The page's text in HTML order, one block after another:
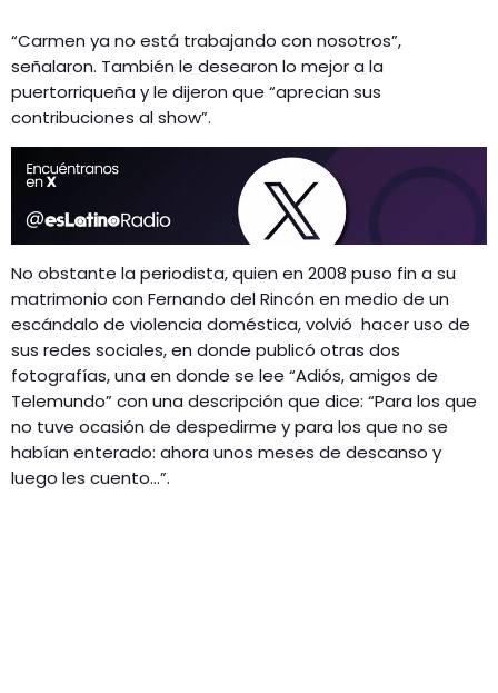
“Carmen ya no está trabajando con nosotros”,
señalaron. También le desearon lo mejor a la
puertorriqueña y le dijeron que “aprecian sus
contribuciones al show”.
No obstante la periodista, quien en 2008 puso fin a su
matrimonio con Fernando del Rincón en medio de un
escándalo de violencia doméstica, volvió hacer uso de
sus redes sociales, en donde publicó otras dos
fotografías, una en donde se lee “Adiós, amigos de
Telemundo” con una descripción que dice: “Para los que
no tuve ocasión de despedirme y para los que no se
habían enterado: ahora unos meses de descanso y
luego les cuento…”.